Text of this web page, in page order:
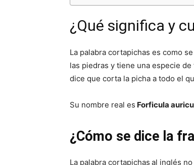
¿Qué significa y
La palabra cortapichas es como
las piedras y tiene una especie
dice que corta la picha a todo el
Su nombre real es Forficula
¿Cómo se dice la
La palabra cortapichas al inglés